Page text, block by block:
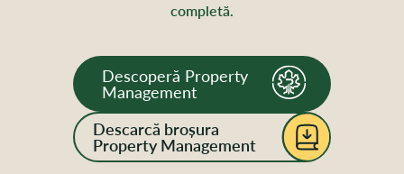
completă.
Descoperă Property
Management
Descarcă broșura
Property Management